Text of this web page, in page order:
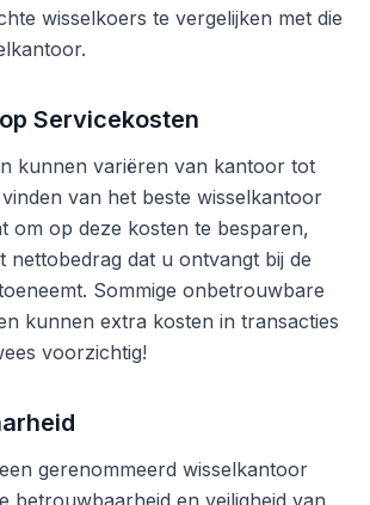
wisselkoers te vergelijken met die
Servicekosten
kunnen variëren van kantoor tot
van het beste wisselkantoor
om op deze kosten te besparen,
nettobedrag dat u ontvangt bij de
Sommige onbetrouwbare
kunnen extra kosten in transacties
voorzichtig!
gerenommeerd wisselkantoor
betrouwbaarheid en veiligheid van